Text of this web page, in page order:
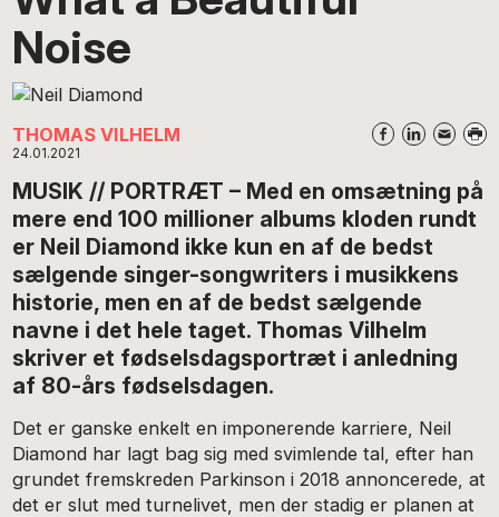
Noise
THOMAS VILHELM
24.01.2021
MUSIK // PORTRÆT – Med en omsætning på
mere end 100 millioner albums kloden rundt
er Neil Diamond ikke kun en af de bedst
sælgende singer-songwriters i musikkens
historie, men en af de bedst sælgende
navne i det hele taget. Thomas Vilhelm
skriver et fødselsdagsportræt i anledning
af 80-års fødselsdagen.
Det er ganske enkelt en imponerende karriere, Neil
Diamond har lagt bag sig med svimlende tal, efter han
grundet fremskreden Parkinson i 2018 annoncerede, at
det er slut med turnelivet, men der stadig er planen at